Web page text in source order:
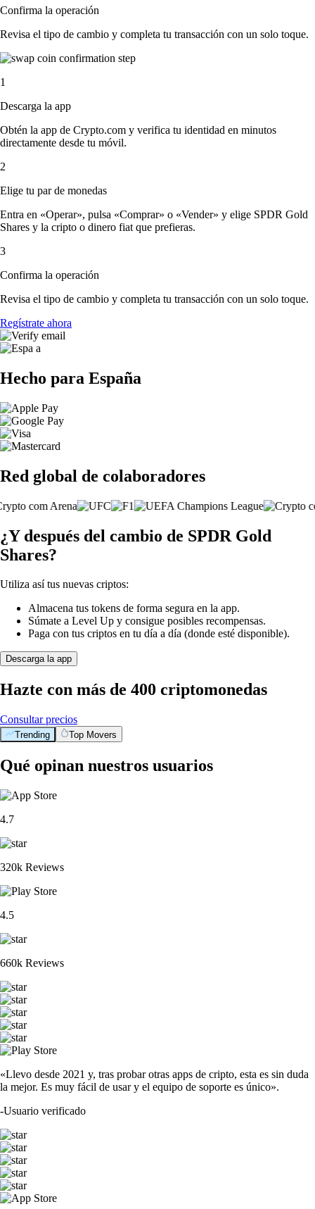
Confirma la operación
Revisa el tipo de cambio y completa tu transacción con un solo toque.
1
Descarga la app
Obtén la app de Crypto.com y verifica tu identidad en minutos
directamente desde tu móvil.
2
Elige tu par de monedas
Entra en «Operar», pulsa «Comprar» o «Vender» y elige SPDR Gold
Shares y la cripto o dinero fiat que prefieras.
3
Confirma la operación
Revisa el tipo de cambio y completa tu transacción con un solo toque.
Regístrate ahora
Hecho para España
Red global de colaboradores
¿Y después del cambio de SPDR Gold
Shares?
Utiliza así tus nuevas criptos:
Almacena tus tokens de forma segura en la app.
Súmate a Level Up y consigue posibles recompensas.
Paga con tus criptos en tu día a día (donde esté disponible).
Descarga la app
Hazte con más de 400 criptomonedas
Consultar precios
Trending Top Movers
Qué opinan nuestros usuarios
4.7
320k Reviews
4.5
660k Reviews
«Llevo desde 2021 y, tras probar otras apps de cripto, esta es sin duda
la mejor. Es muy fácil de usar y el equipo de soporte es único».
-Usuario verificado